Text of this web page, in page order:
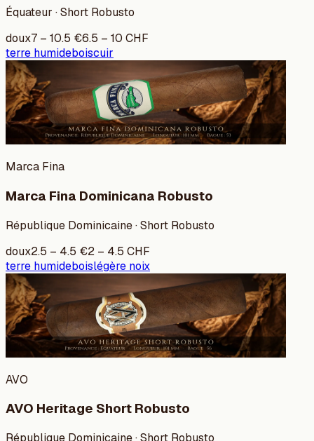
Équateur · Short Robusto
doux7 – 10.5 €6.5 – 10 CHF
terre humideboiscuir
Marca Fina
Marca Fina Dominicana Robusto
République Dominicaine · Short Robusto
doux2.5 – 4.5 €2 – 4.5 CHF
terre humideboislégère noix
AVO
AVO Heritage Short Robusto
République Dominicaine · Short Robusto